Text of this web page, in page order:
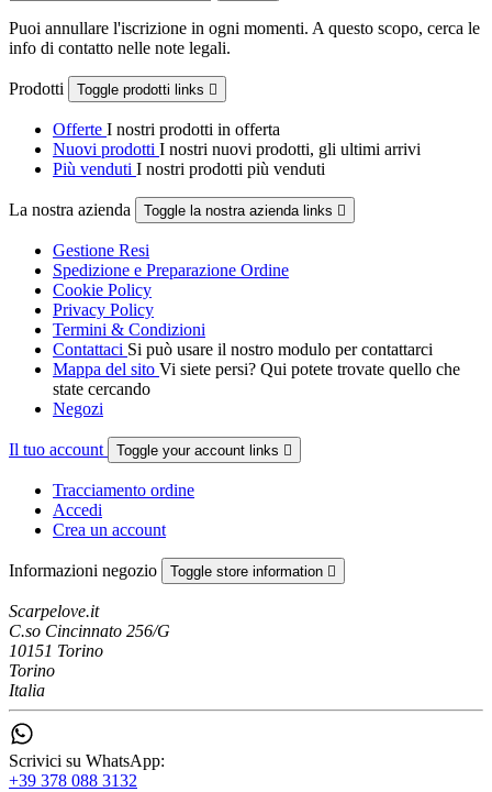
Puoi annullare l'iscrizione in ogni momenti. A questo scopo, cerca le
info di contatto nelle note legali.
Prodotti Toggle prodotti links 
Offerte I nostri prodotti in offerta
Nuovi prodotti I nostri nuovi prodotti, gli ultimi arrivi
Più venduti I nostri prodotti più venduti
La nostra azienda Toggle la nostra azienda links 
Gestione Resi
Spedizione e Preparazione Ordine
Cookie Policy
Privacy Policy
Termini & Condizioni
Contattaci Si può usare il nostro modulo per contattarci
Mappa del sito Vi siete persi? Qui potete trovate quello che
state cercando
Negozi
Il tuo account Toggle your account links 
Tracciamento ordine
Accedi
Crea un account
Informazioni negozio Toggle store information 
Scarpelove.it
C.so Cincinnato 256/G
10151 Torino
Torino
Italia
Scrivici su WhatsApp:
+39 378 088 3132